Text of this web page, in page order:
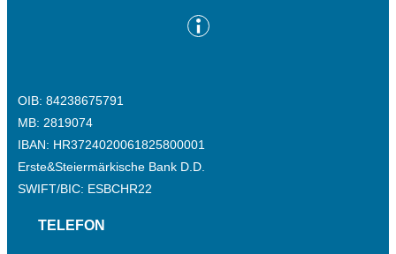
OIB: 84238675791
MB: 2819074
IBAN: HR3724020061825800001
Erste&Steiermärkische Bank D.D.
SWIFT/BIC: ESBCHR22
TELEFON